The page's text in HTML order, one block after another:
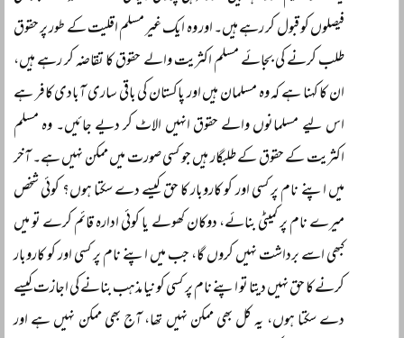
فیصلوں کو قبول کر رہے ہیں۔ اور وہ ایک غیر مسلم اقلیت کے طور پر حقوق
طلب کرنے کی بجائے مسلم اکثریت والے حقوق کا تقاضہ کر رہے ہیں،
ان کا کہنا ہے کہ وہ مسلمان ہیں اور پاکستان کی باقی ساری آبادی کافر ہے
اس لیے مسلمانوں والے حقوق انہیں الاٹ کر دیے جائیں۔ وہ مسلم
اکثریت کے حقوق کے طلبگار ہیں جو کسی صورت میں ممکن نہیں ہے۔ آخر
میں اپنے نام پر کسی اور کو کاروبار کا حق کیسے دے سکتا ہوں؟ کوئی شخص
میرے نام پر کمیٹی بنائے، دوکان کھولے یا کوئی ادارہ قائم کرے تو میں
کبھی اسے برداشت نہیں کروں گا، جب میں اپنے نام پر کسی اور کو کاروبار
کرنے کا حق نہیں دیتا تو اپنے نام پر کسی کو نیا مذہب بنانے کی اجازت کیسے
دے سکتا ہوں، یہ کل بھی ممکن نہیں تھا، آج بھی ممکن نہیں ہے اور